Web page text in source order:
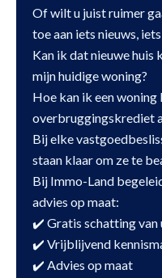
Of wilt u juist ruimer
toe aan iets nieuws,
Kan ik dat nieuwe huis
mijn huidige woning?
Hoe kan ik een woning
overbruggingskrediet
Bij elke
staan klaar om ze te
Bij Immo-Land
advies op maat:
✔️ Gratis schatting van
✔️ Vrijblijvend
✔️ Advies op maat